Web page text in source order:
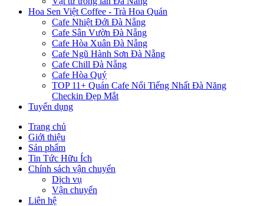
Hoa Sen Việt Coffee - Trà Hoa Quán
Cafe Nhiệt Đới Đà Nẵng
Cafe Sân Vườn Đà Nẵng
Cafe Hòa Xuân Đà Nẵng
Cafe Ngũ Hành Sơn Đà Nẵng
Cafe Chill Đà Nẵng
Cafe Hòa Quý
TOP 11+ Quán Cafe Nổi Tiếng Nhất Đà Năng
Checkin Đẹp Mắt
Tuyển dụng
Trang chủ
Giới thiệu
Sản phẩm
Tin Tức Hữu Ích
Chính sách vận chuyển
Dịch vụ
Vận chuyển
Liên hệ